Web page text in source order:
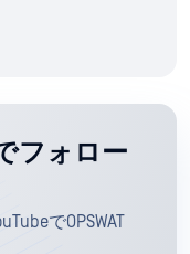
フォロー
でOPSWAT